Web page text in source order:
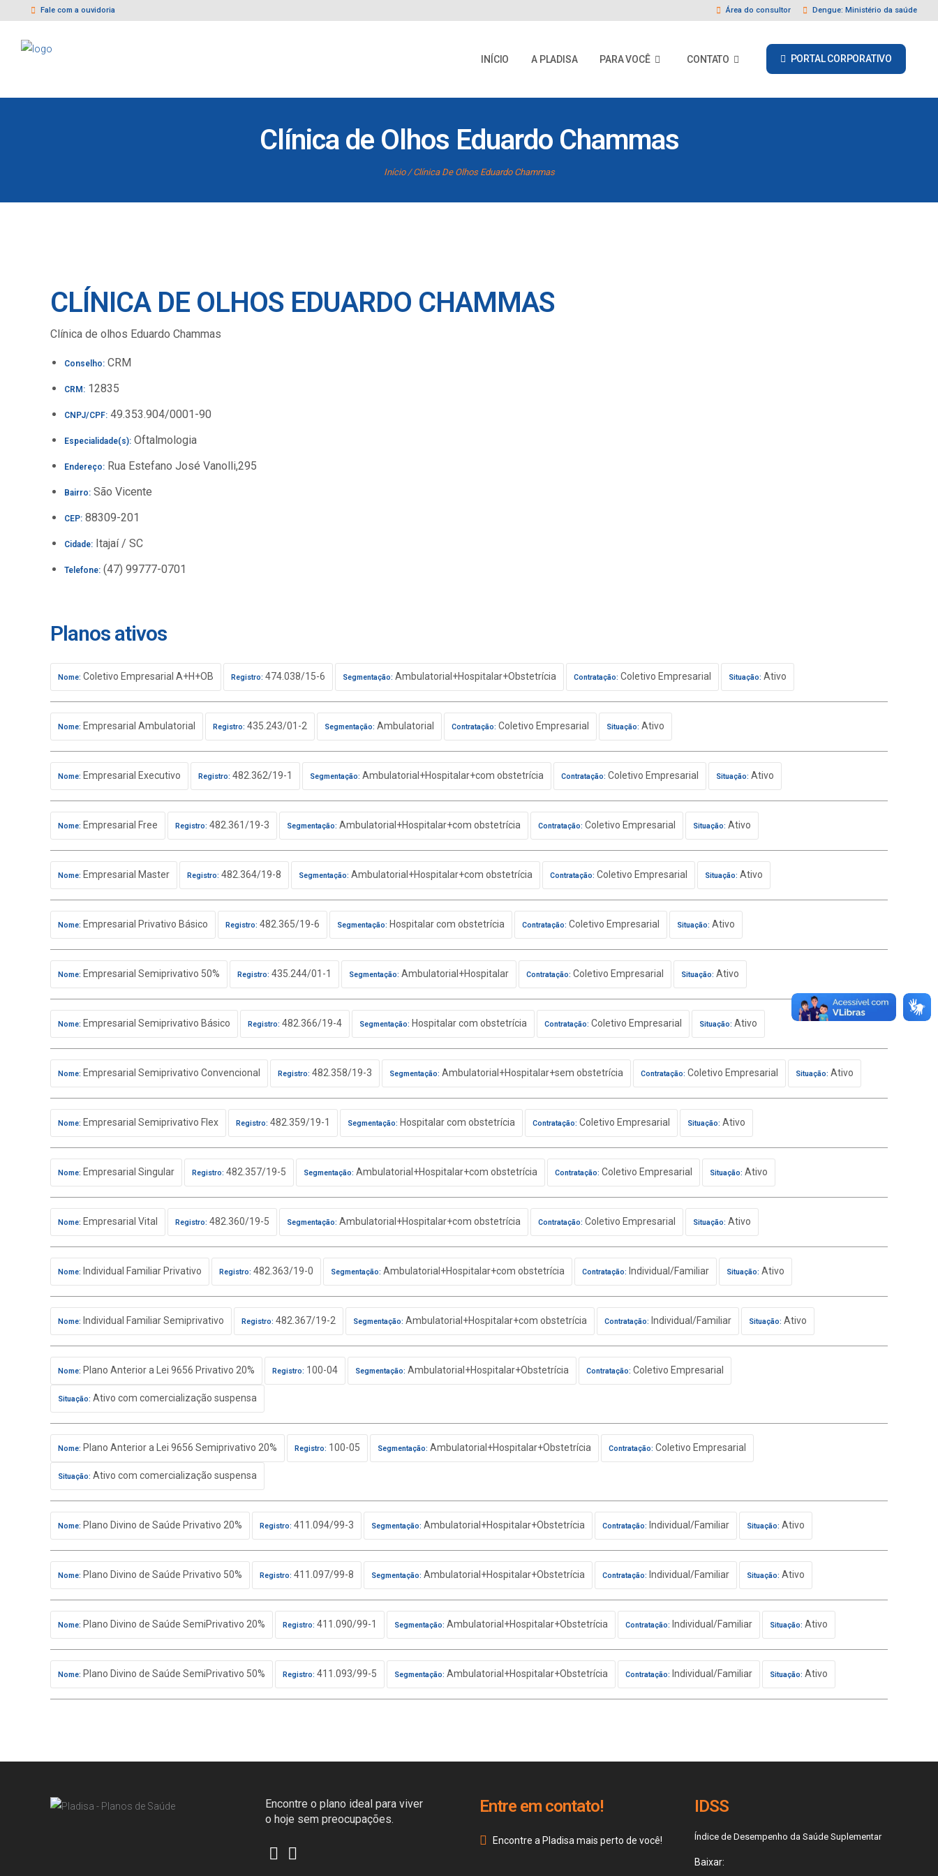
Fale com a ouvidoria Área do consultor Dengue: Ministério da saúde
INÍCIO A PLADISA PARA VOCÊ CONTATO PORTAL CORPORATIVO
Clínica de Olhos Eduardo Chammas
Início Clínica De Olhos Eduardo Chammas
CLÍNICA DE OLHOS EDUARDO CHAMMAS
Clínica de olhos Eduardo Chammas
Conselho: CRM
CRM: 12835
CNPJ/CPF: 49.353.904/0001-90
Especialidade(s): Oftalmologia
Endereço: Rua Estefano José Vanolli,295
Bairro: São Vicente
CEP: 88309-201
Cidade: Itajaí / SC
Telefone: (47) 99777-0701
Planos ativos
Nome: Coletivo Empresarial A+H+OB Registro: 474.038/15-6 Segmentação: Ambulatorial+Hospitalar+Obstetrícia Contratação: Coletivo Empresarial Situação: Ativo
Nome: Empresarial Ambulatorial Registro: 435.243/01-2 Segmentação: Ambulatorial Contratação: Coletivo Empresarial Situação: Ativo
Nome: Empresarial Executivo Registro: 482.362/19-1 Segmentação: Ambulatorial+Hospitalar+com obstetrícia Contratação: Coletivo Empresarial Situação: Ativo
Nome: Empresarial Free Registro: 482.361/19-3 Segmentação: Ambulatorial+Hospitalar+com obstetrícia Contratação: Coletivo Empresarial Situação: Ativo
Nome: Empresarial Master Registro: 482.364/19-8 Segmentação: Ambulatorial+Hospitalar+com obstetrícia Contratação: Coletivo Empresarial Situação: Ativo
Nome: Empresarial Privativo Básico Registro: 482.365/19-6 Segmentação: Hospitalar com obstetrícia Contratação: Coletivo Empresarial Situação: Ativo
Nome: Empresarial Semiprivativo 50% Registro: 435.244/01-1 Segmentação: Ambulatorial+Hospitalar Contratação: Coletivo Empresarial Situação: Ativo
Nome: Empresarial Semiprivativo Básico Registro: 482.366/19-4 Segmentação: Hospitalar com obstetrícia Contratação: Coletivo Empresarial Situação: Ativo
Nome: Empresarial Semiprivativo Convencional Registro: 482.358/19-3 Segmentação: Ambulatorial+Hospitalar+sem obstetrícia Contratação: Coletivo Empresarial Situação: Ativo
Nome: Empresarial Semiprivativo Flex Registro: 482.359/19-1 Segmentação: Hospitalar com obstetrícia Contratação: Coletivo Empresarial Situação: Ativo
Nome: Empresarial Singular Registro: 482.357/19-5 Segmentação: Ambulatorial+Hospitalar+com obstetrícia Contratação: Coletivo Empresarial Situação: Ativo
Nome: Empresarial Vital Registro: 482.360/19-5 Segmentação: Ambulatorial+Hospitalar+com obstetrícia Contratação: Coletivo Empresarial Situação: Ativo
Nome: Individual Familiar Privativo Registro: 482.363/19-0 Segmentação: Ambulatorial+Hospitalar+com obstetrícia Contratação: Individual/Familiar Situação: Ativo
Nome: Individual Familiar Semiprivativo Registro: 482.367/19-2 Segmentação: Ambulatorial+Hospitalar+com obstetrícia Contratação: Individual/Familiar Situação: Ativo
Nome: Plano Anterior a Lei 9656 Privativo 20% Registro: 100-04 Segmentação: Ambulatorial+Hospitalar+Obstetrícia Contratação: Coletivo Empresarial
Situação: Ativo com comercialização suspensa
Nome: Plano Anterior a Lei 9656 Semiprivativo 20% Registro: 100-05 Segmentação: Ambulatorial+Hospitalar+Obstetrícia Contratação: Coletivo Empresarial
Situação: Ativo com comercialização suspensa
Nome: Plano Divino de Saúde Privativo 20% Registro: 411.094/99-3 Segmentação: Ambulatorial+Hospitalar+Obstetrícia Contratação: Individual/Familiar Situação: Ativo
Nome: Plano Divino de Saúde Privativo 50% Registro: 411.097/99-8 Segmentação: Ambulatorial+Hospitalar+Obstetrícia Contratação: Individual/Familiar Situação: Ativo
Nome: Plano Divino de Saúde SemiPrivativo 20% Registro: 411.090/99-1 Segmentação: Ambulatorial+Hospitalar+Obstetrícia Contratação: Individual/Familiar Situação: Ativo
Nome: Plano Divino de Saúde SemiPrivativo 50% Registro: 411.093/99-5 Segmentação: Ambulatorial+Hospitalar+Obstetrícia Contratação: Individual/Familiar Situação: Ativo
Encontre o plano ideal para viver
o hoje sem preocupações.
Entre em contato!
Encontre a Pladisa mais perto de você!
IDSS
Índice de Desempenho da Saúde Suplementar
Baixar: